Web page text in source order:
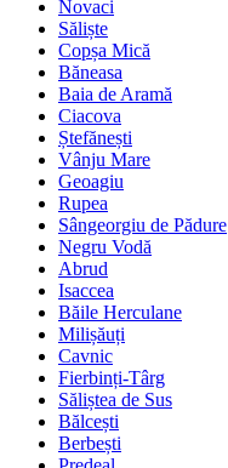
Novaci
Săliște
Copșa Mică
Băneasa
Baia de Aramă
Ciacova
Ștefănești
Vânju Mare
Geoagiu
Rupea
Sângeorgiu de Pădure
Negru Vodă
Abrud
Isaccea
Băile Herculane
Milișăuți
Cavnic
Fierbinți-Târg
Săliștea de Sus
Bălcești
Berbești